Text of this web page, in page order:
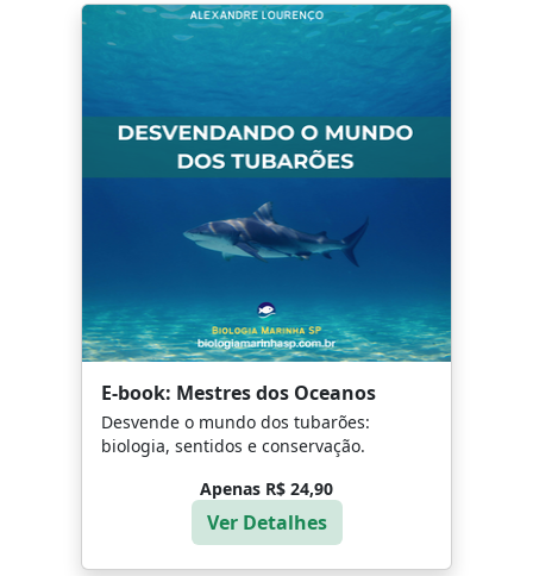
E-book: Mestres dos Oceanos
Desvende o mundo dos tubarões:
biologia, sentidos e conservação.
Apenas R$ 24,90
Ver Detalhes